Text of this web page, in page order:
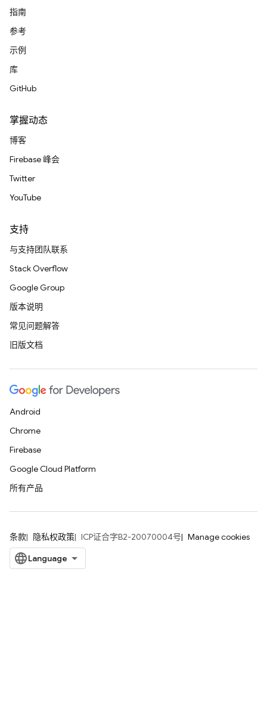
指南
参考
示例
库
GitHub
掌握动态
博客
Firebase 峰会
Twitter
YouTube
支持
与支持团队联系
Stack Overflow
Google Group
版本说明
常见问题解答
旧版文档
Android
Chrome
Firebase
Google Cloud Platform
所有产品
条款 隐私权政策 ICP证合字B2-20070004号 Manage cookies